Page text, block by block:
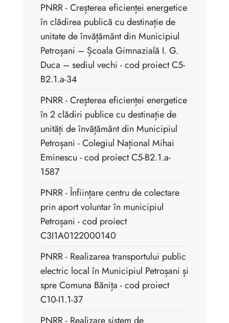
PNRR - Creșterea eficienței energetice
în clădirea publică cu destinație de
unitate de învățământ din Municipiul
Petroșani – Școala Gimnazială I. G.
Duca – sediul vechi - cod proiect C5-
B2.1.a-34
PNRR - Creșterea eficienței energetice
în 2 clădiri publice cu destinație de
unități de învățământ din Municipiul
Petroșani - Colegiul Național Mihai
Eminescu - cod proiect C5-B2.1.a-
1587
PNRR - Înființare centru de colectare
prin aport voluntar în municipiul
Petroșani - cod proiect
C3I1A0122000140
PNRR - Realizarea transportului public
electric local în Municipiul Petroșani și
spre Comuna Bănița - cod proiect
C10-I1.1-37